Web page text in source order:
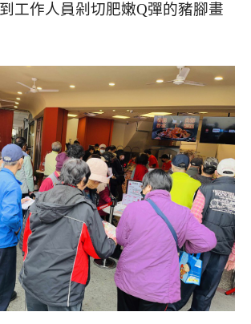
工作人員剁切肥嫩Q彈的豬腳畫